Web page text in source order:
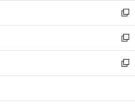
く
で
開
く
ド
ウ
で
開
く
ィ
ン
ド
ウ
で
開
し
い
ウ
ィ
ン
ド
ウ
開
新
し
い
ウ
ィ
ン
ウ
新
し
い
ウ
ン
新
し
ウ